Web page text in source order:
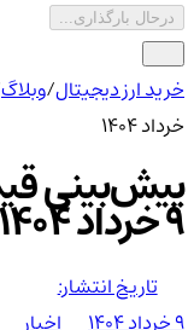
درحال بارگذاری...
خرید ارز دیجیتال/وبلاگ/
خرداد ۱۴۰۴
9 خرداد ۱۴۰۴
تاریخ انتشار:
اخبار